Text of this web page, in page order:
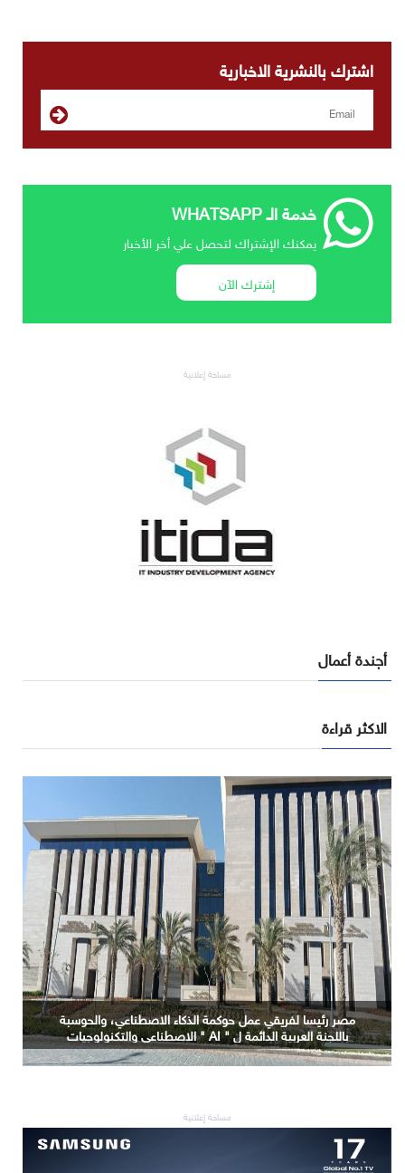
اشترك بالنشرية الاخبارية
خدمة الـ WHATSAPP
يمكنك الإشتراك لتحصل علي أخر الأخبار
إشترك الآن
مساحة إعلانية
أجندة أعمال
الاكثر قراءة
مصر رئيسا لفريقي عمل حوكمة الذكاء الاصطناعي، والحوسبة
باللجنة العربية الدائمة ل " AI " الاصطناعي والتكنولوجيات
البازغة بمجلس الوزراء العرب للاتصالات
مساحة إعلانية